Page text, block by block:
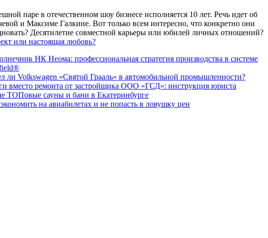
паре в отечественном шоу бизнесе исполняется 10 лет. Речь идет об
и Максиме Галкине. Вот только всем интересно, что конкретно они
Десятилетие совместной карьеры или юбилей личных отношений?
или настоящая любовь?
НК Неома: профессиональная стратегия производства в системе
ли Volkswagen «Святой Грааль» в автомобильной промышленности?
вместо ремонта от застройщика ООО «ГСД»: инструкция юриста
ТОПовые сауны и бани в Екатеринбурге
на авиабилетах и не попасть в ловушку цен